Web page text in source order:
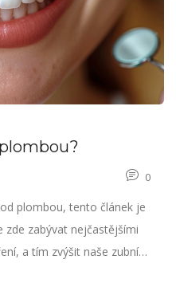
0
plombou, tento článek je
zde zabývat nejčastějšími
a tím zvýšit naše zubní